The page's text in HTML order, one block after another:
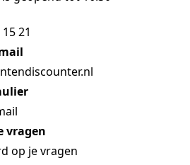
lichtinval
midden
de grond: 74
raam: 48cm
21
vragen
op je vragen